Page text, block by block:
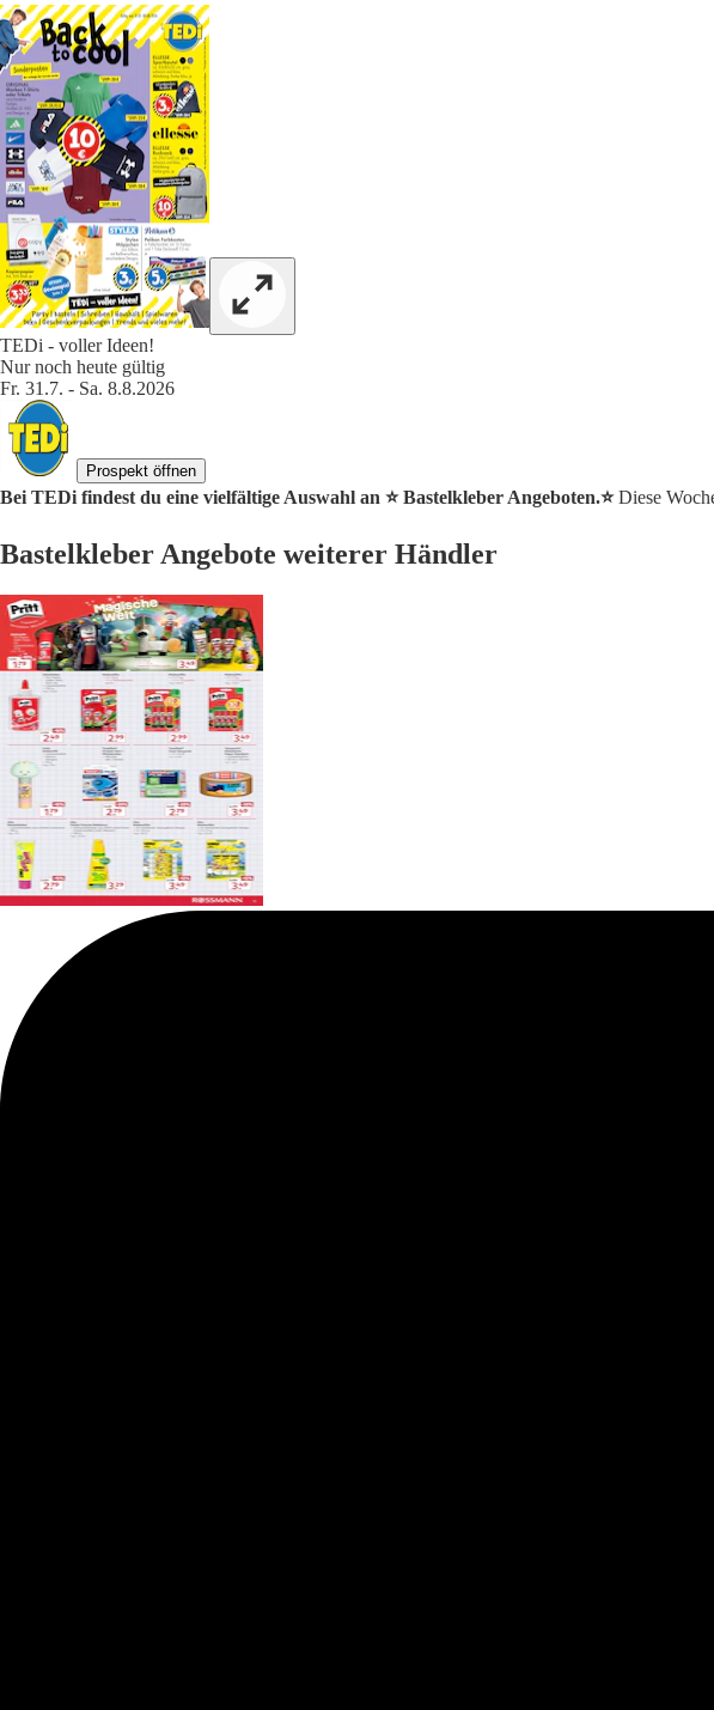
TEDi - voller Ideen!
Nur noch heute gültig
Fr. 31.7. - Sa. 8.8.2026
Prospekt öffnen
Bei TEDi findest du eine vielfältige Auswahl an ⭐️ Bastelkleber Angeboten.⭐️Diese
Bastelkleber Angebote weiterer Händler